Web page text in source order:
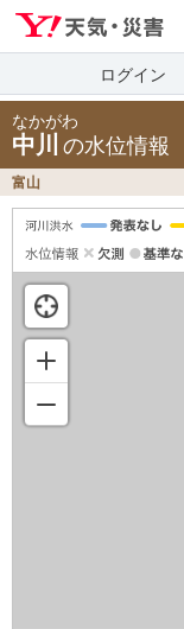
ログイン
なかがわ
中川 の水位情報
富山